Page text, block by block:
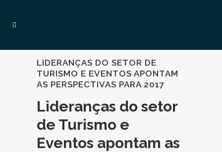
LIDERANÇAS DO SETOR DE
TURISMO E EVENTOS APONTAM
AS PERSPECTIVAS PARA 2017
Lideranças do setor
de Turismo e
Eventos apontam as